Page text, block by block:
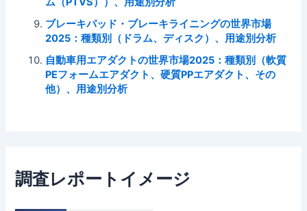
ブレーキパッド・ブレーキライニングの世界市場
2025：種類別（ドラム、ディスク）、用途別分析
自動車用エアダクトの世界市場2025：種類別（軟質
PEフォームエアダクト、硬質PPエアダクト、その
他）、用途別分析
調査レポートイメージ